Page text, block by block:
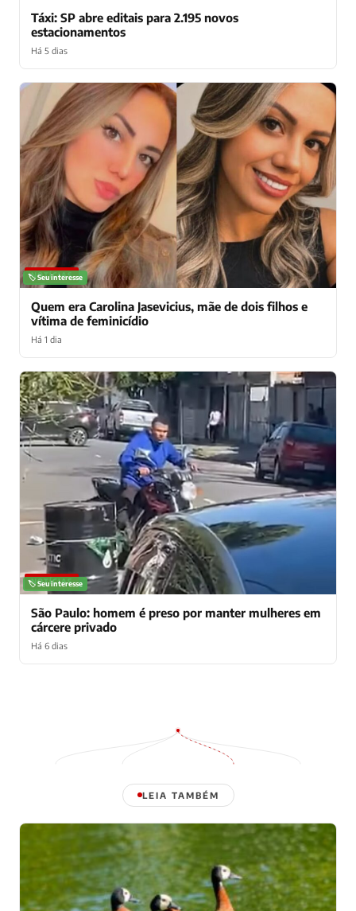
Táxi: SP abre editais para 2.195 novos
estacionamentos
Há 5 dias
NOTÍCIAS
🏷️ Seu interesse
Quem era Carolina Jasevicius, mãe de dois filhos e
vítima de feminicídio
Há 1 dia
NOTÍCIAS
🏷️ Seu interesse
São Paulo: homem é preso por manter mulheres em
cárcere privado
Há 6 dias
LEIA TAMBÉM